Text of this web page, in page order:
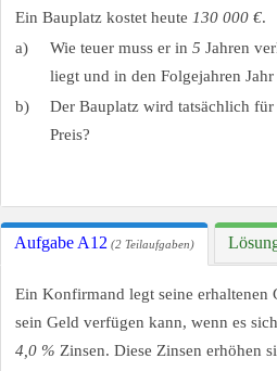
Ein Bauplatz kostet heute 130 000 €.
a)
Wie teuer muss er in 5 Jahren
liegt und in den Folgejahren
b)
Der Bauplatz wird tatsächlich für
Preis?
Aufgabe A12 (2 Teilaufgaben)
Ein Konfirmand legt seine erhaltenen
sein Geld verfügen kann, wenn es
4,0 % Zinsen. Diese Zinsen erhöhen